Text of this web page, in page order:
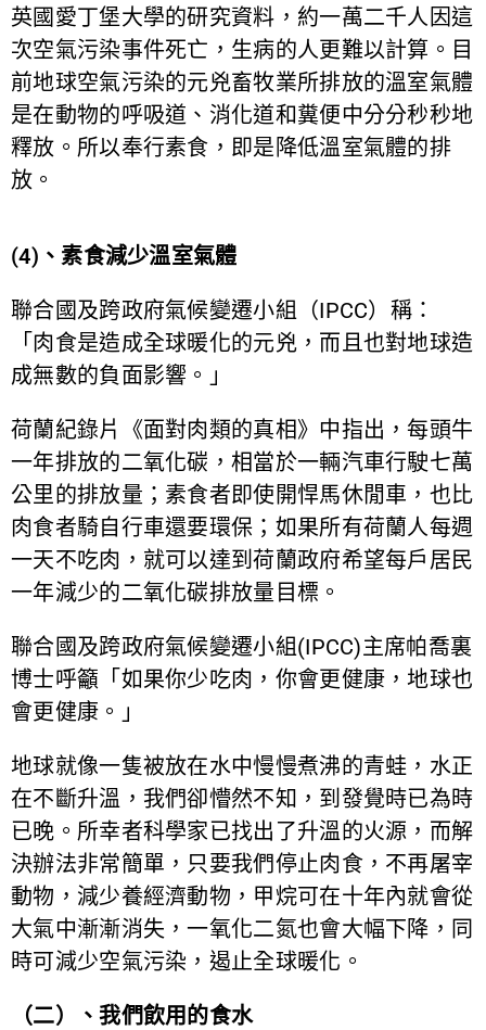
英國愛丁堡大學的研究資料，約一萬二千人因這
次空氣污染事件死亡，生病的人更難以計算。目
前地球空氣污染的元兇畜牧業所排放的溫室氣體
是在動物的呼吸道、消化道和糞便中分分秒秒地
釋放。所以奉行素食，即是降低溫室氣體的排
放。
(4) 、素食減少溫室氣體
聯合國及跨政府氣候變遷小組（IPCC）稱：
「肉食是造成全球暖化的元兇，而且也對地球造
成無數的負面影響。」
荷蘭紀錄片《面對肉類的真相》中指出，每頭牛
一年排放的二氧化碳，相當於一輛汽車行駛七萬
公里的排放量；素食者即使開悍馬休閒車，也比
肉食者騎自行車還要環保；如果所有荷蘭人每週
一天不吃肉，就可以達到荷蘭政府希望每戶居民
一年減少的二氧化碳排放量目標。
聯合國及跨政府氣候變遷小組(IPCC)主席帕喬裏
博士呼籲「如果你少吃肉，你會更健康，地球也
會更健康。」
地球就像一隻被放在水中慢慢煮沸的青蛙，水正
在不斷升溫，我們卻懵然不知，到發覺時已為時
已晚。所幸者科學家已找出了升溫的火源，而解
決辦法非常簡單，只要我們停止肉食，不再屠宰
動物，減少養經濟動物，甲烷可在十年內就會從
大氣中漸漸消失，一氧化二氮也會大幅下降，同
時可減少空氣污染，遏止全球暖化。
（二）、我們飲用的食水